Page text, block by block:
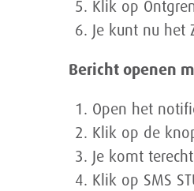
Klik op
Je kunt nu het
Bericht openen
Open het
Klik op de
Je komt
Klik op SMS